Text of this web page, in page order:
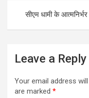
सीएम धामी के
Leave a Reply
Your email address
are marked *